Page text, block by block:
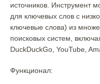
источников. Инструмент
для ключевых слов с
ключевые слова) из
поисковых систем,
DuckDuckGo, YouTube,
Функционал: